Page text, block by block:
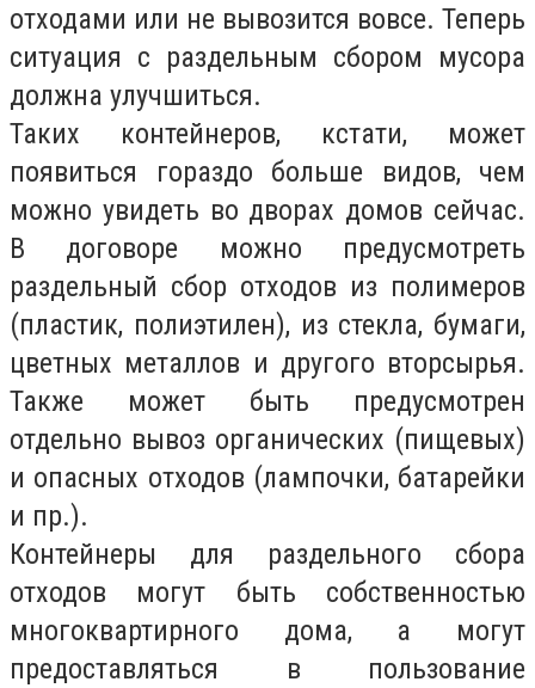
отходами или не вывозится вовсе. Теперь
ситуация с раздельным сбором мусора
должна улучшиться.
Таких контейнеров, кстати, может
появиться гораздо больше видов, чем
можно увидеть во дворах домов сейчас.
В договоре можно предусмотреть
раздельный сбор отходов из полимеров
(пластик, полиэтилен), из стекла, бумаги,
цветных металлов и другого вторсырья.
Также может быть предусмотрен
отдельно вывоз органических (пищевых)
и опасных отходов (лампочки, батарейки
и пр.).
Контейнеры для раздельного сбора
отходов могут быть собственностью
многоквартирного дома, а могут
предоставляться в пользование